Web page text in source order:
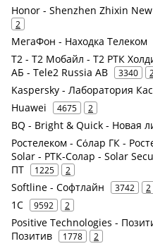
Honor - Shenzhen Zhixin
2
МегаФон - Находка Телеком
Т2 - Т2 Мобайл - Т2 РТК
АБ - Tele2 Russia AB
3340 2
Kaspersky - Лаборатория
Huawei 4675 2
BQ - Bright & Quick - Новая
Ростелеком - Сόлар ГК -
Solar - РТК-Солар - Solar
ПТ
1225 2
Softline - Софтлайн 3742 2
1С 9592 2
Positive Technologies -
Позитив
1778 2